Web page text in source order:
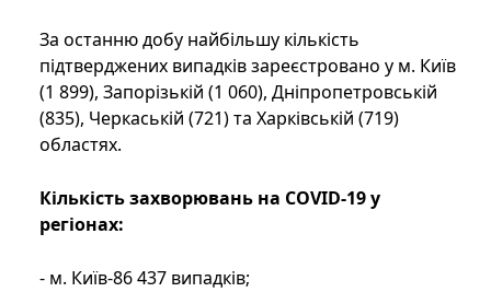
За останню добу найбільшу кількість
підтверджених випадків зареєстровано у м. Київ
(1 899), Запорізькій (1 060), Дніпропетровській
(835), Черкаській (721) та Харківській (719)
областях.
Кількість захворювань на COVID-19 у
регіонах:
- м. Київ-86 437 випадків;